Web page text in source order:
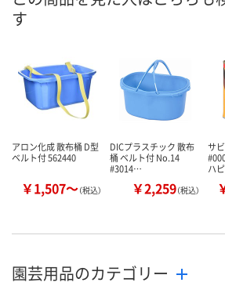
す
アロン化成 散布桶 D型
ベルト付 562440
￥1,507～（税込）
DICプラスチック 散布
桶 ベルト付 No.14
#3014…
￥2,259（税込）
サ
ハ
園芸用品のカテゴリー